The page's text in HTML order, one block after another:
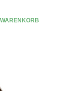
WARENKORB